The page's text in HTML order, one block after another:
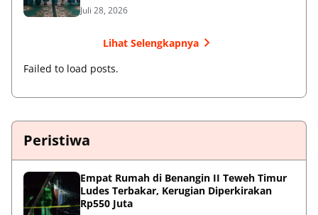
Juli 28, 2026
Lihat Selengkapnya
Failed to load posts.
Peristiwa
Empat Rumah di Benangin II Teweh Timur
Ludes Terbakar, Kerugian Diperkirakan
Rp550 Juta